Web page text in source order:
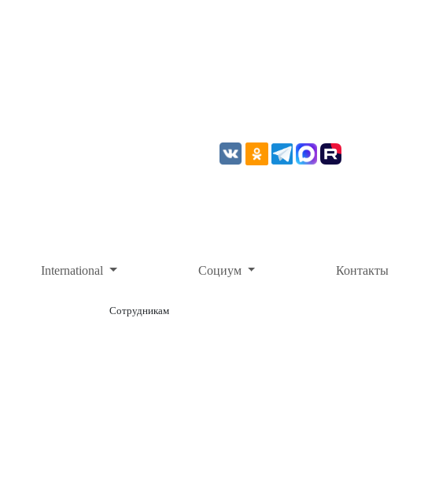
International Социум Контакты
Сотрудникам